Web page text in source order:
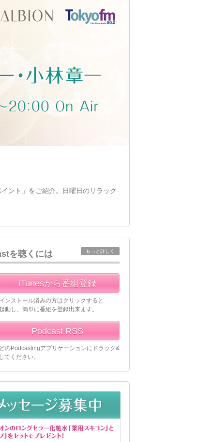
ント」をご紹介。日曜日のリラック
を聴くには もっと詳しく
iTunesから番組登録
ンストール済みの方はクリックすると
動し、簡単に番組を登録出来ます。
Podcast RSS
のPodcastingアプリケーションにドラッグ&
てください。